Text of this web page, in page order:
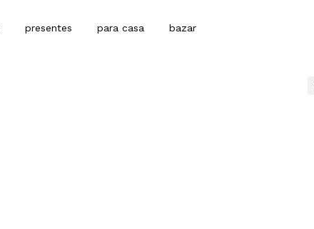
presentes para casa bazar